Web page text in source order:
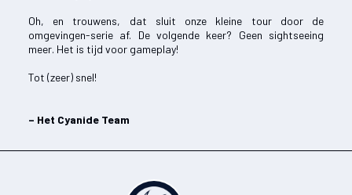
Oh, en trouwens, dat sluit onze kleine tour door de
omgevingen-serie af. De volgende keer? Geen sightseeing
meer. Het is tijd voor gameplay!
Tot (zeer) snel!
– Het Cyanide Team